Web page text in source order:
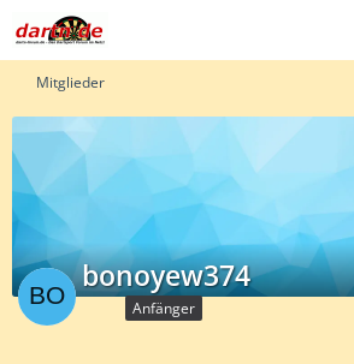
Mitglieder
bonoyew374
Anfänger